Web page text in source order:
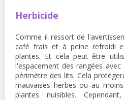
Herbicide
Comme il ressort de
café frais et à peine refroidi
plantes. Et cela peut être
l'espacement des rangées
périmètre des lits. Cela
mauvaises herbes ou au
plantes nuisibles.